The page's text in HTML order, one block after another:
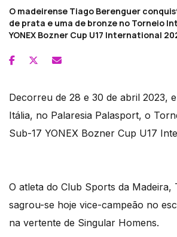
O madeirense Tiago Berenguer
de prata e uma de bronze no Torneio
YONEX Bozner Cup U17 International
Decorreu de 28 e 30 de abril 2023,
Itália, no Palaresia Palasport, o
Sub-17 YONEX Bozner Cup U17
O atleta do Club Sports da Madeira,
sagrou-se hoje vice-campeão no
na vertente de Singular Homens.